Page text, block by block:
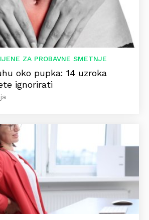
ZA PROBAVNE SMETNJE
oko pupka: 14 uzroka
ignorirati